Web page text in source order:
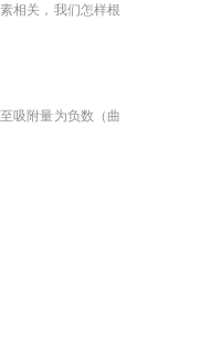
相关，我们怎样根
吸附量为负数（曲